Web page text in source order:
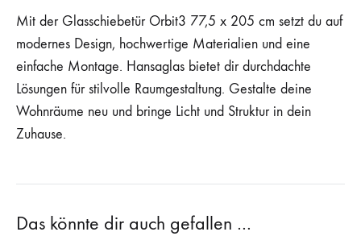
Mit der Glasschiebetür Orbit3 77,5 x 205 cm setzt du auf
modernes Design, hochwertige Materialien und eine
einfache Montage. Hansaglas bietet dir durchdachte
Lösungen für stilvolle Raumgestaltung. Gestalte deine
Wohnräume neu und bringe Licht und Struktur in dein
Zuhause.
Das könnte dir auch gefallen …